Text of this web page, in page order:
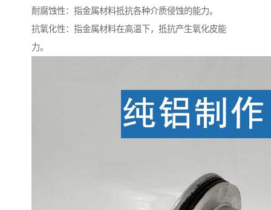
耐腐蚀性：指金属材料抵抗各种介质侵蚀的能力。
抗氧化性：指金属材料在高温下，抵抗产生氧化皮能
力。